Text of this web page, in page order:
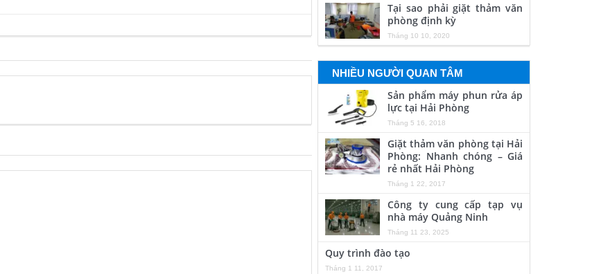
Tại sao phải giặt thảm văn
phòng định kỳ
Tháng 10 10, 2020
NHIỀU NGƯỜI QUAN TÂM
Sản phẩm máy phun rửa áp
lực tại Hải Phòng
Tháng 5 16, 2018
Giặt thảm văn phòng tại Hải
Phòng: Nhanh chóng – Giá
rẻ nhất Hải Phòng
Tháng 1 22, 2017
Công ty cung cấp tạp vụ
nhà máy Quảng Ninh
Tháng 11 23, 2025
Quy trình đào tạo
Tháng 1 11, 2017